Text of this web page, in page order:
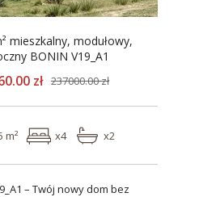
mieszkalny, modułowy,
BONIN V19_A1
zł 237000.00 zł
m² x4 x2
– Twój nowy dom bez